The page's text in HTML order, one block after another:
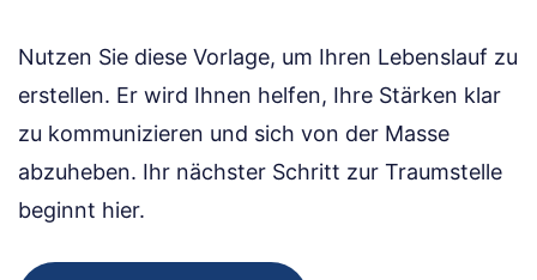
Nutzen Sie diese Vorlage, um Ihren Lebenslauf zu
erstellen. Er wird Ihnen helfen, Ihre Stärken klar
zu kommunizieren und sich von der Masse
abzuheben. Ihr nächster Schritt zur Traumstelle
beginnt hier.